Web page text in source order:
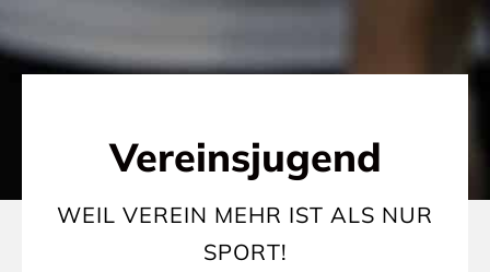
Vereinsjugend
WEIL VEREIN MEHR IST ALS NUR
SPORT!